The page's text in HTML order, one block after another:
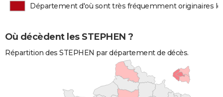
Département d'où sont très fréquemment originaires
Où décèdent les STEPHEN ?
Répartition des STEPHEN par département de décès.